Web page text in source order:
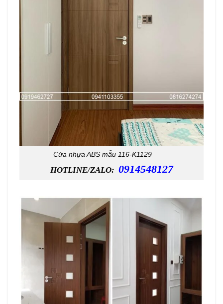
Cửa nhựa ABS mẫu 116-K1129
HOTLINE/ZALO: 0914548127